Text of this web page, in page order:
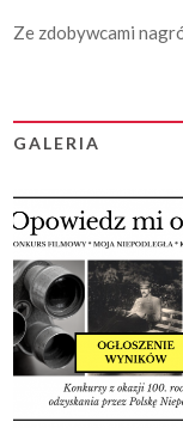
Ze zdobywcami
GALERIA